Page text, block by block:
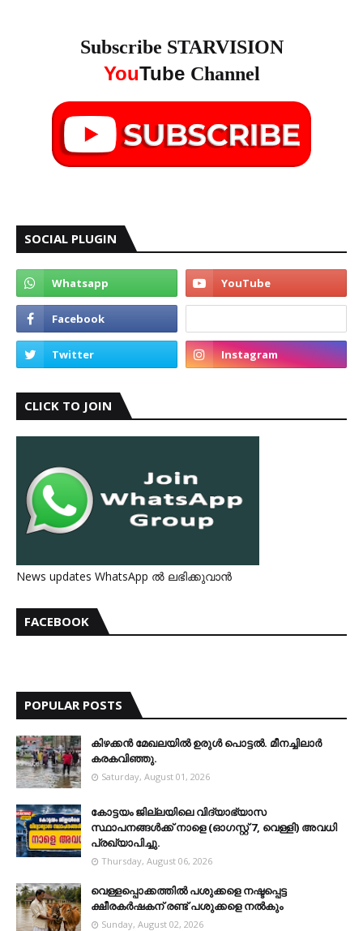
Subscribe STARVISION
YouTube Channel
SOCIAL PLUGIN
CLICK TO JOIN
News updates WhatsApp ൽ ലഭിക്കുവാൻ
FACEBOOK
POPULAR POSTS
കിഴക്കന്‍ മേഖലയില്‍ ഉരുള്‍ പൊട്ടല്‍. മീനച്ചിലാര്‍
കരകവിഞ്ഞു.
Saturday, August 01, 2026
കോട്ടയം ജില്ലയിലെ വിദ്യാഭ്യാസ
സ്ഥാപനങ്ങള്‍ക്ക് നാളെ (ഓഗസ്റ്റ് 7, വെള്ളി) അവധി
പ്രഖ്യാപിച്ചു.
Thursday, August 06, 2026
വെള്ളപ്പൊക്കത്തില്‍ പശുക്കളെ നഷ്ടപ്പെട്ട
ക്ഷീരകര്‍ഷകന് രണ്ട് പശുക്കളെ നല്‍കും
Sunday, August 02, 2026